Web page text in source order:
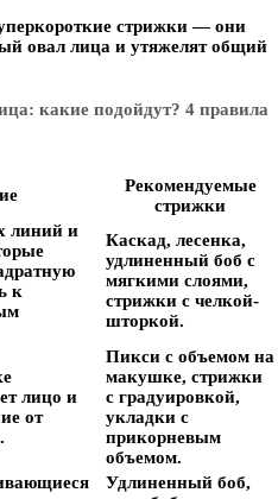
стрижки — они
овал лица и утяжелят общий
Рекомендуемые
стрижки
линий и
к
Каскад, лесенка,
удлиненный боб с
мягкими слоями,
стрижки с челкой-
шторкой.
лицо и
от
Пикси с объемом на
макушке, стрижки
с градуировкой,
укладки с
прикорневым
объемом.
Удлиненный боб,